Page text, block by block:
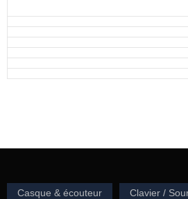
Casque & écouteur Clavier /